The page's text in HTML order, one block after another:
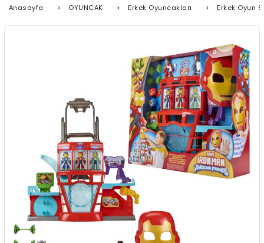
Anasayfa > OYUNCAK > Erkek Oyuncakları > Erkek Oyun